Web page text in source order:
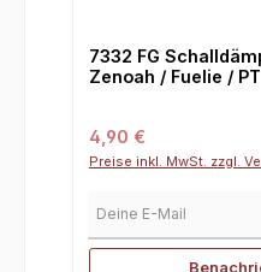
7332 FG
Zenoah / Fuelie / PT
Regulärer Preis:
4,90 €
Preise inkl. MwSt. zzgl.